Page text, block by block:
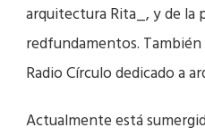
arquitectura Rita_, y de la
redfundamentos.
Radio Círculo dedicado a
Actualmente está